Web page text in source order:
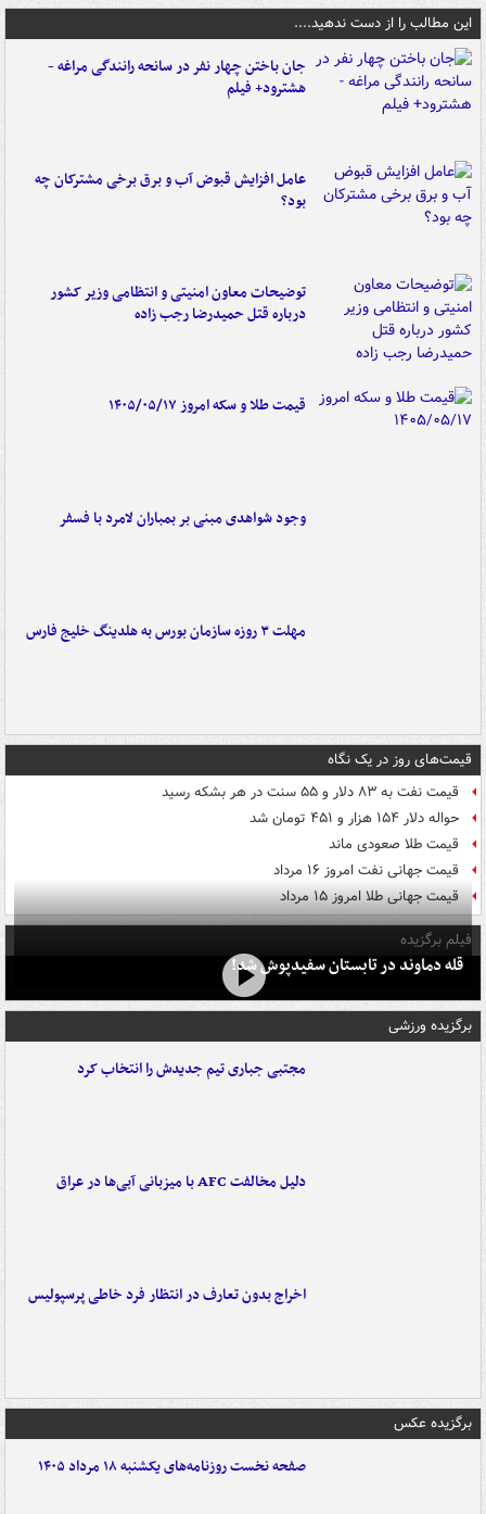
این مطالب را از دست ندهید....
جان باختن چهار نفر در سانحه رانندگی مراغه -
هشترود+ فیلم
عامل افزایش قبوض آب و برق برخی مشترکان چه
بود؟
توضیحات معاون امنیتی و انتظامی وزیر کشور
درباره قتل حمیدرضا رجب زاده
قیمت طلا و سکه امروز ۱۴۰۵/۰۵/۱۷
وجود شواهدی مبنی بر بمباران لامرد با فسفر
مهلت ۳ روزه سازمان بورس به هلدینگ خلیج فارس
قیمت‌های روز در یک نگاه
قیمت نفت به ۸۳ دلار و ۵۵ سنت در هر بشکه رسید
حواله دلار ۱۵۴ هزار و ۴۵۱ تومان شد
قیمت طلا صعودی ماند
قیمت جهانی نفت امروز ۱۶ مرداد
قیمت جهانی طلا امروز ۱۵ مرداد
فیلم برگزیده
قله دماوند در تابستان سفیدپوش شد!
برگزیده ورزشی
مجتبی جباری تیم جدیدش را انتخاب کرد
دلیل مخالفت AFC با میزبانی آبی‌ها در عراق
اخراج بدون تعارف در انتظار فرد خاطی پرسپولیس
برگزیده عکس
صفحه نخست روزنامه‌های یکشنبه ۱۸ مرداد ۱۴۰۵